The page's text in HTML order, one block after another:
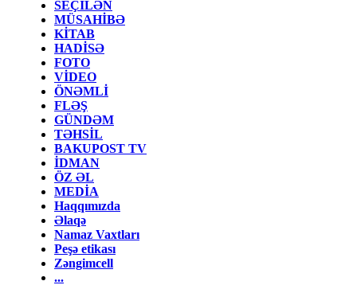
SEÇİLƏN
MÜSAHİBƏ
KİTAB
HADİSƏ
FOTO
VİDEO
ÖNƏMLİ
FLƏŞ
GÜNDƏM
TƏHSİL
BAKUPOST TV
İDMAN
ÖZ ƏL
MEDİA
Haqqımızda
Əlaqə
Namaz Vaxtları
Peşə etikası
Zəngimcell
...